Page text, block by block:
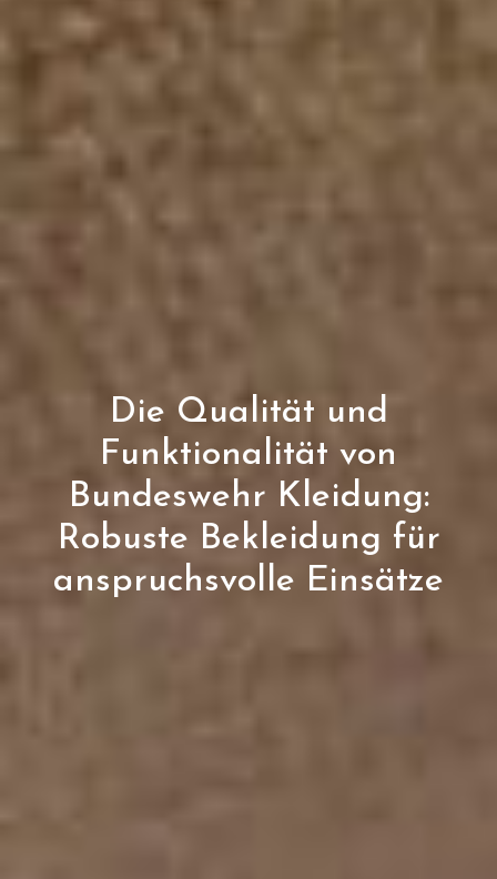
Die Qualität und
Funktionalität von
Bundeswehr Kleidung:
Robuste Bekleidung für
anspruchsvolle Einsätze